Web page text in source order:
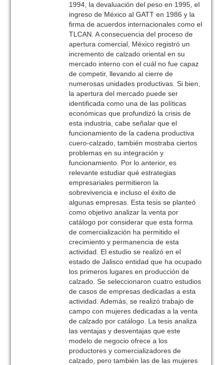
1994, la devaluación del peso en 1995, el
ingreso de México al GATT en 1986 y la
firma de acuerdos internacionales como el
TLCAN. A consecuencia del proceso de
apertura comercial, México registró un
incremento de calzado oriental en su
mercado interno con el cuál no fue capaz
de competir, llevando al cierre de
numerosas unidades productivas. Si bien,
la apertura del mercado puede ser
identificada como una de las políticas
económicas que profundizó la crisis de
esta industria, cabe señalar que el
funcionamiento de la cadena productiva
cuero-calzado, también mostraba ciertos
problemas en su integración y
funcionamiento. Por lo anterior, es
relevante estudiar qué estrategias
empresariales permitieron la
sobrevivencia e incluso el éxito de
algunas empresas. Esta tesis se planteó
como objetivo analizar la venta por
catálogo por considerar que esta forma
de comercialización ha permitido el
crecimiento y permanencia de esta
actividad. El estudio se realizó en el
estado de Jalisco entidad que ha ocupado
los primeros lugares en producción de
calzado. Se seleccionaron cuatro estudios
de casos de empresas dedicadas a esta
actividad. Además, se realizó trabajo de
campo con mujeres dedicadas a la venta
de calzado por catálogo. La tesis analiza
las ventajas y desventajas que este
modelo de negocio ofrece a los
productores y comercializadores de
calzado, pero también las de las mujeres